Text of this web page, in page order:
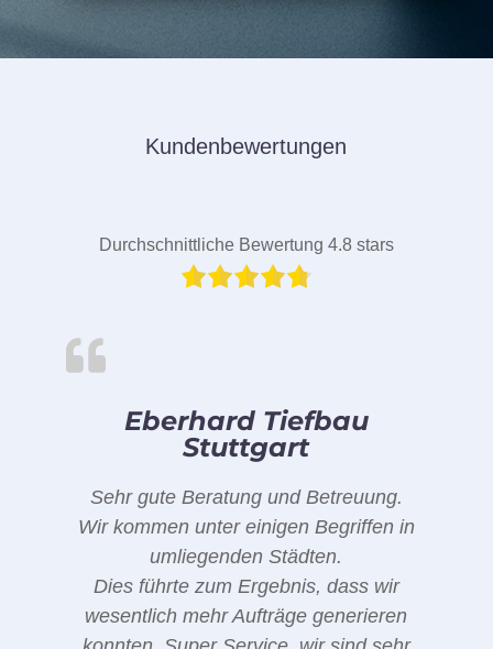
Kundenbewertungen
Durchschnittliche Bewertung 4.8 stars
Eberhard Tiefbau
Stuttgart
Sehr gute Beratung und Betreuung.
Wir kommen unter einigen Begriffen in
umliegenden Städten.
Dies führte zum Ergebnis, dass wir
wesentlich mehr Aufträge generieren